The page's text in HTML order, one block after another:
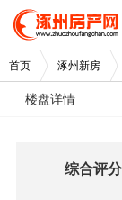
首页 涿州新房
楼盘详情
综合评